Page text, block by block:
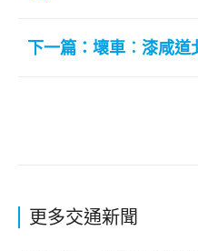
下一篇：壞車︰漆咸
更多交通新聞